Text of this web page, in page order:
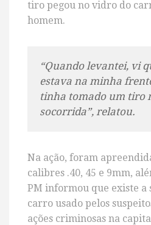
tiro pegou no vidro do
homem.
“Quando levantei, vi
estava na minha
tinha tomado um tiro
socorrida”, relatou.
Na ação, foram
calibres .40, 45 e 9mm,
PM informou que existe a
carro usado pelos
ações criminosas na